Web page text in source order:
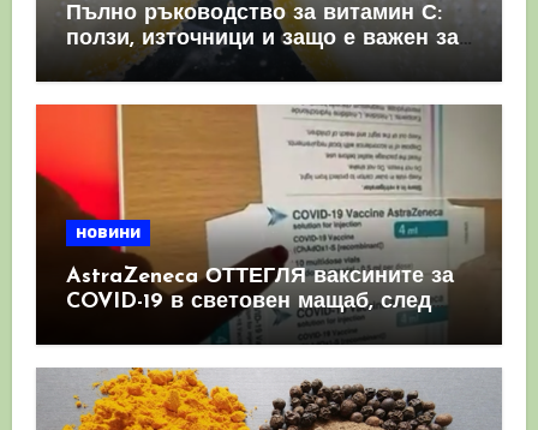
Пълно ръководство за витамин С:
ползи, източници и защо е важен за
имунната система
новини
AstraZeneca ОТТЕГЛЯ ваксините за
COVID-19 в световен мащаб, след
като призна, че те причиняват
КРЪВНИ съсиреци